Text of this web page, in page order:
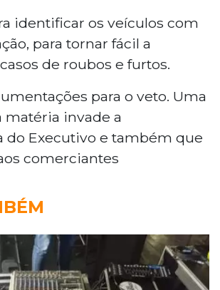
identificar os veículos com
para tornar fácil a
de roubos e furtos.
para o veto. Uma
matéria invade a
do Executivo e também que
comerciantes